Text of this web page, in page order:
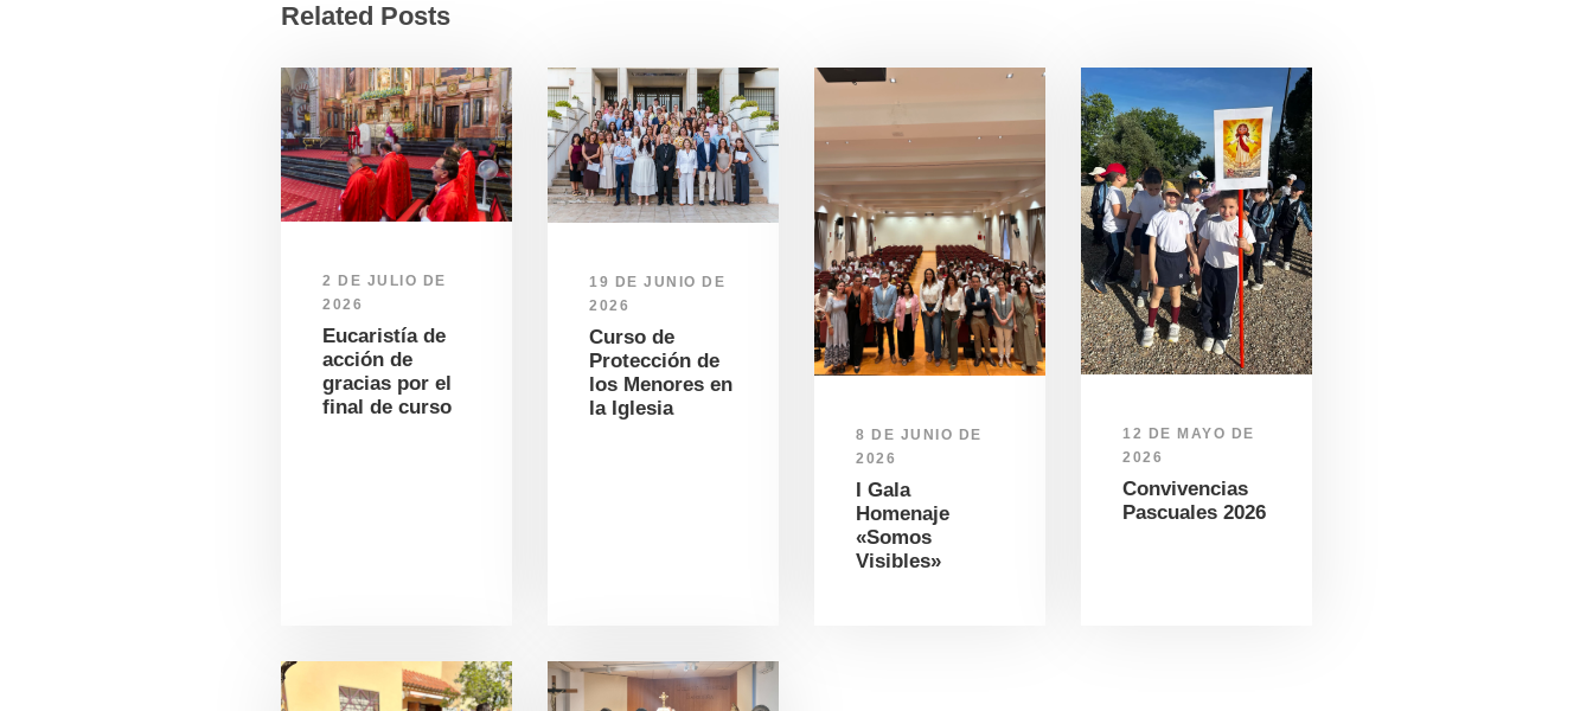
Related Posts
2 DE JULIO DE
2026
Eucaristía de
acción de
gracias por el
final de curso
19 DE JUNIO DE
2026
Curso de
Protección de
los Menores en
la Iglesia
8 DE JUNIO DE
2026
I Gala
Homenaje
«Somos
Visibles»
12 DE MAYO DE
2026
Convivencias
Pascuales 2026